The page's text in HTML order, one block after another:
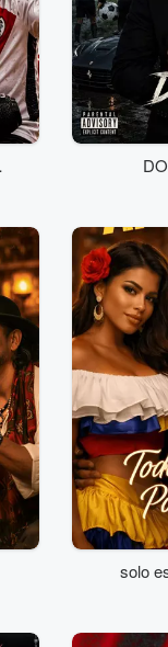
solo